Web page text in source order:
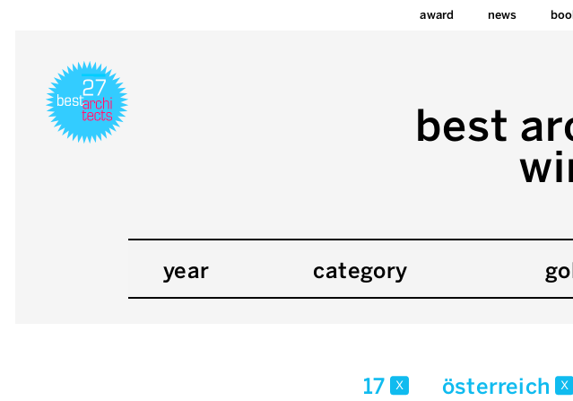
award news
best
year category
17 x österreich x